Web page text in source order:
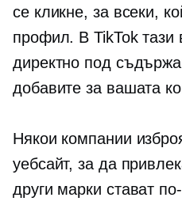
се кликне, за всеки,
профил. В TikTok тази
директно под
добавите за вашата
Някои компании
уебсайт, за да
други марки стават